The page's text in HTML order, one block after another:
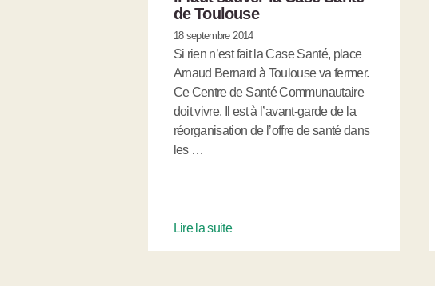
de Toulouse
18 septembre 2014
Si rien n’est fait la Case Santé, place
Arnaud Bernard à Toulouse va fermer.
Ce Centre de Santé Communautaire
doit vivre. Il est à l’avant-garde de la
réorganisation de l’offre de santé dans
les …
Lire la suite